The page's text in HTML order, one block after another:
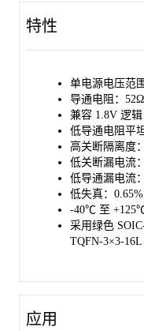
特性
单电源电压范
导通电阻：
兼容 1.8V 逻辑
低导通电阻平
高关断隔离度
低关断漏电流
低导通漏电流
低失真：
-40℃ 至
采用绿色
TQFN-3×3-
应用